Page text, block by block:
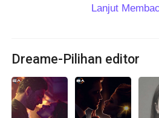
Lanjut
Dreame-Pilihan editor